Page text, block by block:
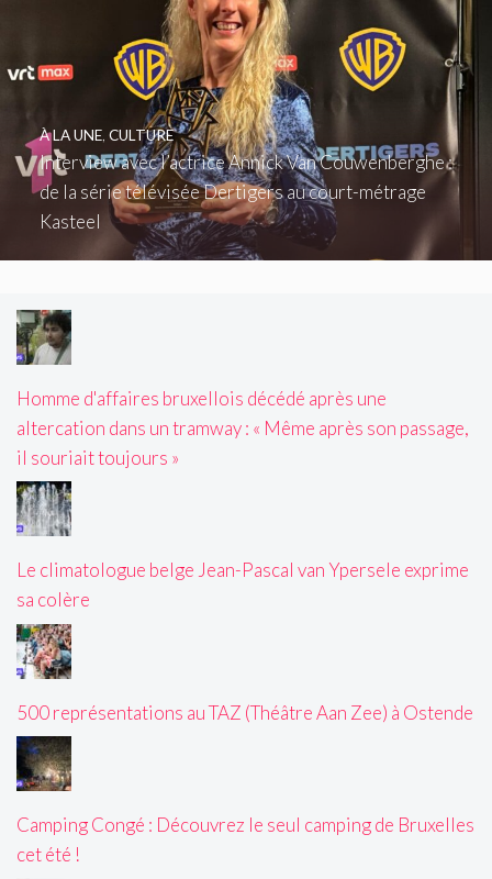
Interview avec l’actrice Annick Van Couwenberghe :
de la série télévisée Dertigers au court-métrage
Kasteel
À LA UNE, CULTURE
Homme d'affaires bruxellois décédé après une
altercation dans un tramway : « Même après son passage,
il souriait toujours »
Le climatologue belge Jean-Pascal van Ypersele exprime
sa colère
500 représentations au TAZ (Théâtre Aan Zee) à Ostende
Camping Congé : Découvrez le seul camping de Bruxelles
cet été !